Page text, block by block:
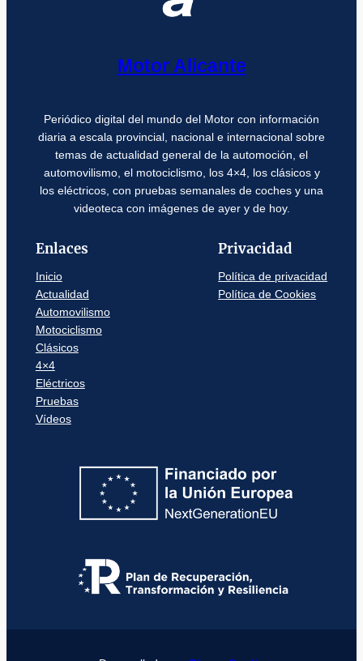
Motor Alicante
Periódico digital del mundo del Motor con información
diaria a escala provincial, nacional e internacional sobre
temas de actualidad general de la automoción, el
automovilismo, el motociclismo, los 4×4, los clásicos y
los eléctricos, con pruebas semanales de coches y una
videoteca con imágenes de ayer y de hoy.
Enlaces
Inicio
Actualidad
Automovilismo
Motociclismo
Clásicos
4×4
Eléctricos
Pruebas
Vídeos
Privacidad
Política de privacidad
Política de Cookies